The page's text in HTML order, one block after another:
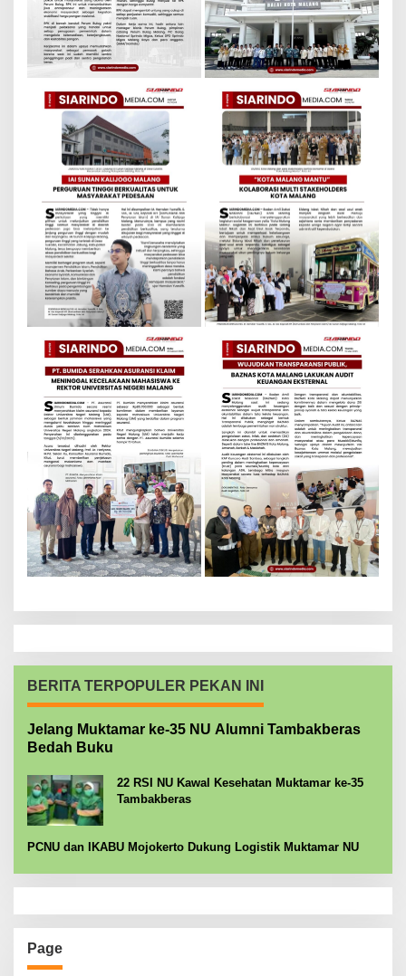
BERITA TERPOPULER PEKAN INI
Jelang Muktamar ke-35 NU Alumni Tambakberas
Bedah Buku
22 RSI NU Kawal Kesehatan Muktamar ke-35
Tambakberas
PCNU dan IKABU Mojokerto Dukung Logistik Muktamar NU
Page